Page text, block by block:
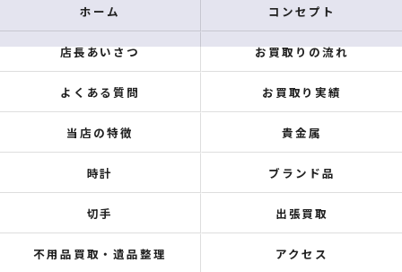
ホーム コンセプト
店長あいさつ お買取りの流れ
よくある質問 お買取り実績
当店の特徴 貴金属
時計 ブランド品
切手 出張買取
不用品買取・遺品整理 アクセス